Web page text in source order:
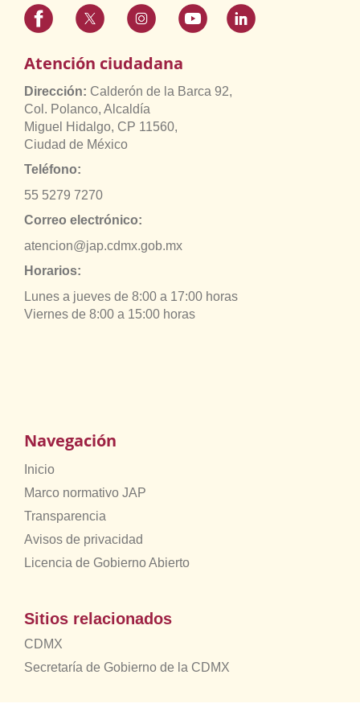
Atención ciudadana
Dirección: Calderón de la Barca 92,
Col. Polanco, Alcaldía
Miguel Hidalgo, CP 11560,
Ciudad de México
Teléfono:
55 5279 7270
Correo electrónico:
atencion@jap.cdmx.gob.mx
Horarios:
Lunes a jueves de 8:00 a 17:00 horas
Viernes de 8:00 a 15:00 horas
Navegación
Inicio
Marco normativo JAP
Transparencia
Avisos de privacidad
Licencia de Gobierno Abierto
Sitios relacionados
CDMX
Secretaría de Gobierno de la CDMX